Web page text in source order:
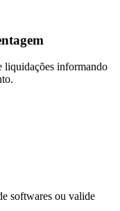
liquidações informando
softwares ou valide